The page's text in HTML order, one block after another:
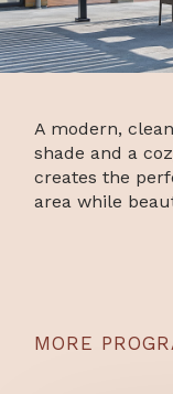
A modern,
shade and a
creates the
area while
MORE